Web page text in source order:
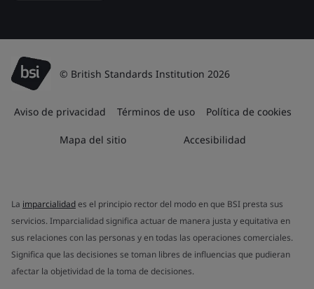
© British Standards Institution 2026
Aviso de privacidad Términos de uso Política de cookies
Mapa del sitio Accesibilidad
La imparcialidades el principio rector del modo en que BSI presta sus
servicios. Imparcialidad significa actuar de manera justa y equitativa en
sus relaciones con las personas y en todas las operaciones comerciales.
Significa que las decisiones se toman libres de influencias que pudieran
afectar la objetividad de la toma de decisiones.